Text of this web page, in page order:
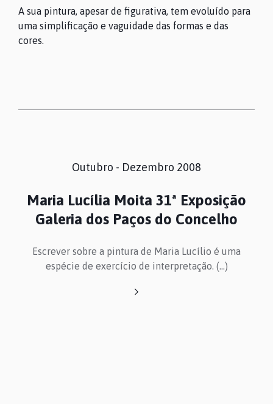
O MUSEU
PROGRAMAÇÃO
COLEÇÕES
A sua pintura, apesar de figurativa, tem evoluído para
uma simplificação e vaguidade das formas e das
cores.
Outubro - Dezembro 2008
Maria Lucília Moita 31ª Exposição
Galeria dos Paços do Concelho
Escrever sobre a pintura de Maria Lucílio é uma
espécie de exercício de interpretação. (...)